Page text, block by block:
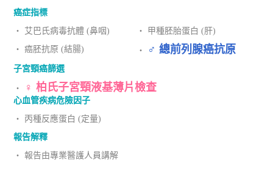
癌症指標
‧ 艾巴氏病毒抗體 (鼻咽)
‧ 甲種胚胎蛋白 (肝)
‧ 癌胚抗原 (結腸)
‧ ♂ 總前列腺癌抗原
子宮頸癌篩選
‧ ♀ 柏氏子宮頸液基薄片檢查
心血管疾病危險因子
‧ 丙種反應蛋白 (定量)
報告解釋
‧ 報告由專業醫護人員講解